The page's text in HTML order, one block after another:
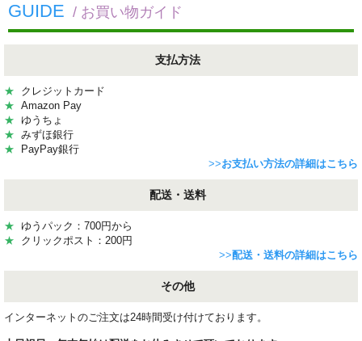
GUIDE / お買い物ガイド
支払方法
★ クレジットカード
★ Amazon Pay
★ ゆうちょ
★ みずほ銀行
★ PayPay銀行
>>お支払い方法の詳細はこちら
配送・送料
★ ゆうパック：700円から
★ クリックポスト：200円
>>配送・送料の詳細はこちら
その他
インターネットのご注文は24時間受け付けております。